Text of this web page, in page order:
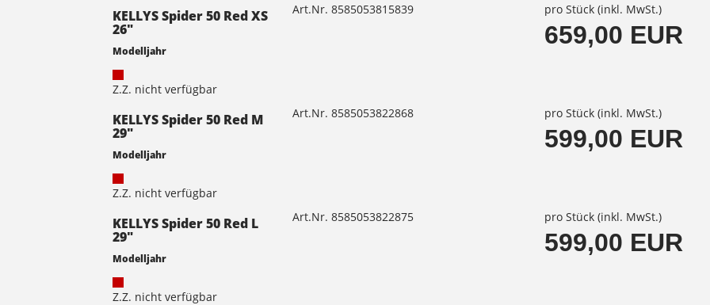
KELLYS Spider 50 Red XS
26"
Modelljahr
Z.Z. nicht verfügbar
Art.Nr. 8585053815839 pro Stück (inkl. MwSt.)
659,00 EUR
KELLYS Spider 50 Red M
29"
Modelljahr
Z.Z. nicht verfügbar
Art.Nr. 8585053822868 pro Stück (inkl. MwSt.)
599,00 EUR
KELLYS Spider 50 Red L
29"
Modelljahr
Z.Z. nicht verfügbar
Art.Nr. 8585053822875 pro Stück (inkl. MwSt.)
599,00 EUR